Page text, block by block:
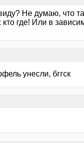
Не думаю, что
где! Или в
унесли, бггск